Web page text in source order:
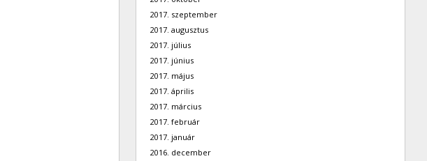
2017. szeptember
2017. augusztus
2017. július
2017. június
2017. május
2017. április
2017. március
2017. február
2017. január
2016. december